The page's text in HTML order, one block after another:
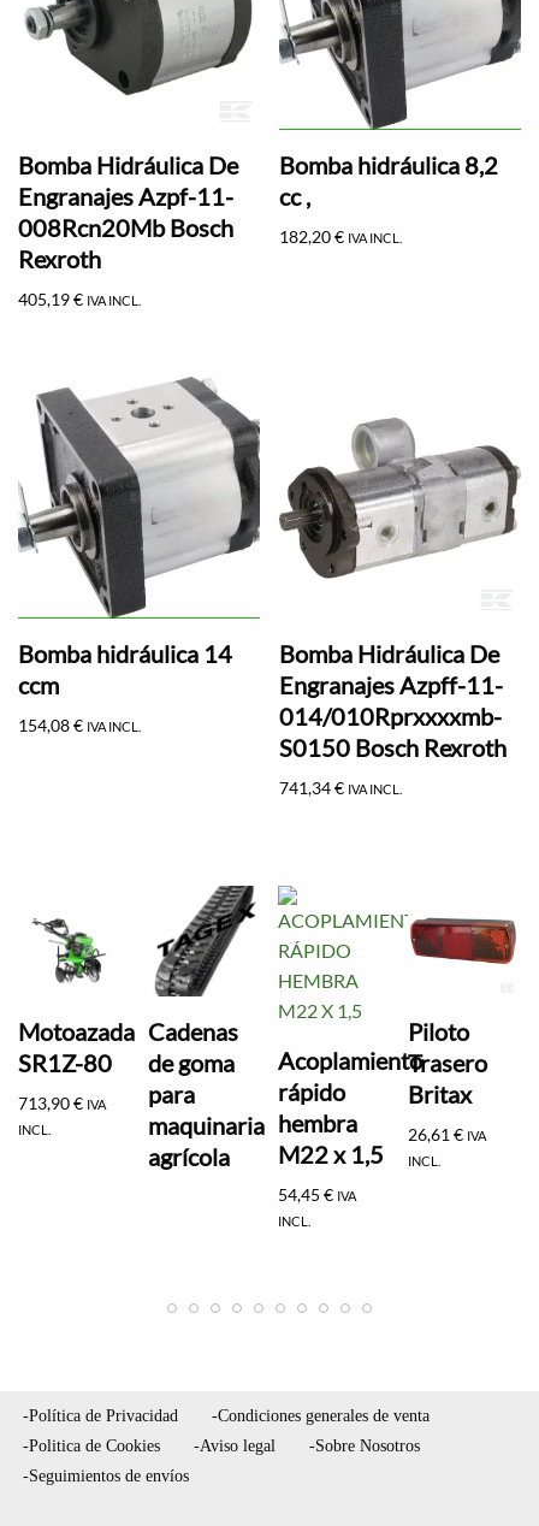
Bomba Hidráulica De
Engranajes Azpf-11-
008Rcn20Mb Bosch
Rexroth
405,19€ IVA INCL.
Bomba hidráulica 8,2
cc ,
182,20€ IVA INCL.
Bomba hidráulica 14
ccm
154,08€ IVA INCL.
Bomba Hidráulica De
Engranajes Azpff-11-
014/010Rprxxxxmb-
S0150 Bosch Rexroth
741,34€ IVA INCL.
Motoazada
SR1Z-80
713,90€ IVA
INCL.
Cadenas
de goma
para
maquinaria
agrícola
Acoplamiento
rápido
hembra
M22 x 1,5
54,45€ IVA
INCL.
Piloto
Trasero
Britax
26,61€ IVA
INCL.
-Política de Privacidad
-Condiciones generales de venta
-Politica de Cookies
-Aviso legal
-Sobre Nosotros
-Seguimientos de envíos